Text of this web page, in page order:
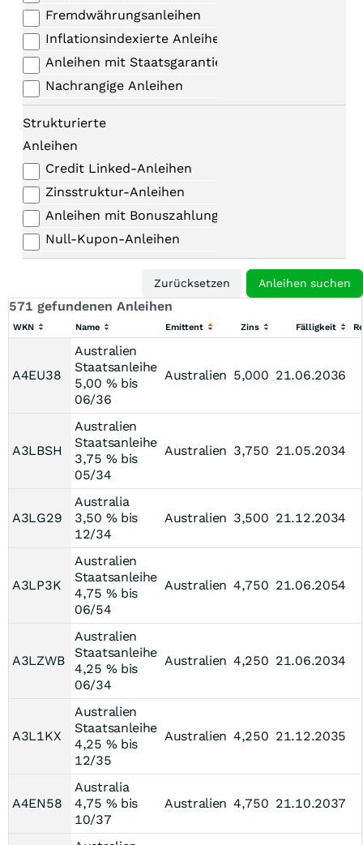
Fremdwährungsanleihen
Inflationsindexierte Anleihen
Anleihen mit Staatsgarantie
Nachrangige Anleihen
Strukturierte
Anleihen
Credit Linked-Anleihen
Zinsstruktur-Anleihen
Anleihen mit Bonuszahlungen
Null-Kupon-Anleihen
571 gefundenen Anleihen
WKN Name Emittent Zins Fälligkeit
A4EU38
Australien
Staatsanleihe
5,00 % bis
06/36
Australien 5,000 21.06.2036
A3LBSH
Australien
Staatsanleihe
3,75 % bis
05/34
Australien 3,750 21.05.2034
A3LG29
Australia
3,50 % bis
12/34
Australien 3,500 21.12.2034
A3LP3K
Australien
Staatsanleihe
4,75 % bis
06/54
Australien 4,750 21.06.2054
A3LZWB
Australien
Staatsanleihe
4,25 % bis
06/34
Australien 4,250 21.06.2034
A3L1KX
Australien
Staatsanleihe
4,25 % bis
12/35
Australien 4,250 21.12.2035
A4EN58
Australia
4,75 % bis
10/37
Australien 4,750 21.10.2037